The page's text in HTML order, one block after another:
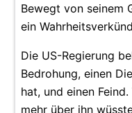
Bewegt von seinem
ein
Die US-Regierung
Bedrohung, einen
hat, und einen
mehr über ihn